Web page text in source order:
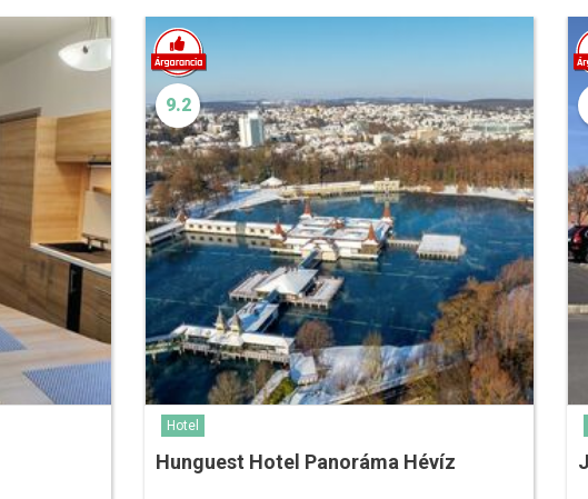
9.2
Hotel
Hunguest Hotel Panoráma Hévíz